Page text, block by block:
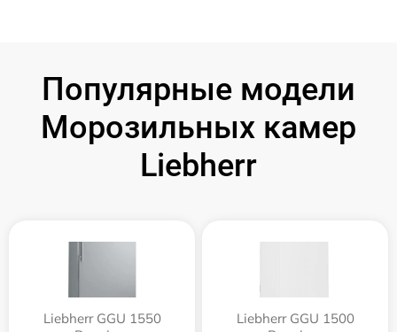
Популярные модели
Морозильных камер
Liebherr
Liebherr GGU 1550
Liebherr GGU 1500